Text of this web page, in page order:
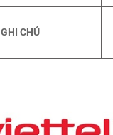
GHI CHÚ